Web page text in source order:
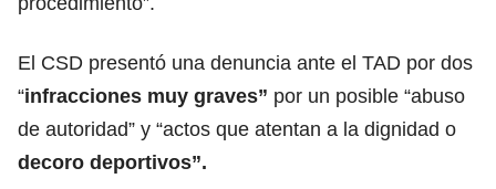
El CSD presentó una denuncia ante el TAD por dos
“infracciones muy graves” por un posible “abuso
de autoridad” y “actos que atentan a la dignidad o
decoro deportivos”.